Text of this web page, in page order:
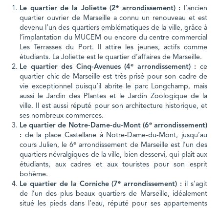
Le quartier de la Joliette (2e arrondissement) : l’ancien
quartier ouvrier de Marseille a connu un renouveau et est
devenu l’un des quartiers emblématiques de la ville, grâce à
l’implantation du MUCEM ou encore du centre commercial
Les Terrasses du Port. Il attire les jeunes, actifs comme
étudiants. La Joliette est le quartier d’affaires de Marseille.
Le quartier des Cinq-Avenues (4e arrondissement) : ce
quartier chic de Marseille est très prisé pour son cadre de
vie exceptionnel puisqu’il abrite le parc Longchamp, mais
aussi le Jardin des Plantes et le Jardin Zoologique de la
ville. Il est aussi réputé pour son architecture historique, et
ses nombreux commerces.
Le quartier de Notre-Dame-du-Mont (6earrondissement)
: de la place Castellane à Notre-Dame-du-Mont, jusqu’au
cours Julien, le 6e arrondissement de Marseille est l’un des
quartiers névralgiques de la ville, bien desservi, qui plaît aux
étudiants, aux cadres et aux touristes pour son esprit
bohème.
Le quartier de la Corniche (7e arrondissement) : il s’agit
de l’un des plus beaux quartiers de Marseille, idéalement
situé les pieds dans l’eau, réputé pour ses appartements